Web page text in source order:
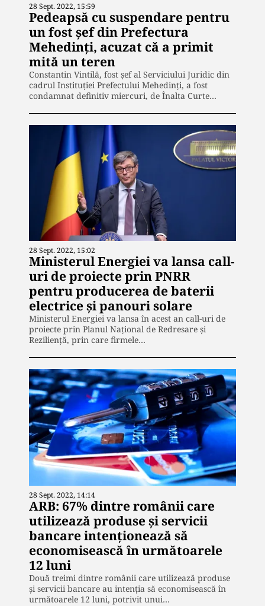
28 Sept. 2022, 15:59
Pedeapsă cu suspendare pentru
un fost şef din Prefectura
Mehedinţi, acuzat că a primit
mită un teren
Constantin Vintilă, fost şef al Serviciului Juridic din
cadrul Instituţiei Prefectului Mehedinţi, a fost
condamnat definitiv miercuri, de Înalta Curte…
28 Sept. 2022, 15:02
Ministerul Energiei va lansa call-
uri de proiecte prin PNRR
pentru producerea de baterii
electrice şi panouri solare
Ministerul Energiei va lansa în acest an call-uri de
proiecte prin Planul Naţional de Redresare şi
Rezilienţă, prin care firmele…
28 Sept. 2022, 14:14
ARB: 67% dintre românii care
utilizează produse şi servicii
bancare intenţionează să
economisească în următoarele
12 luni
Două treimi dintre românii care utilizează produse
şi servicii bancare au intenţia să economisească în
următoarele 12 luni, potrivit unui…